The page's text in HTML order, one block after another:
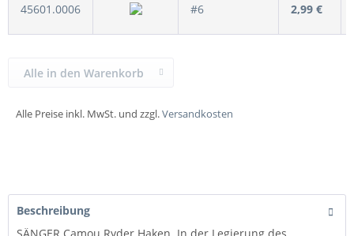
45601.0006 #6 2,99 €
Alle Preise inkl. MwSt. und zzgl.Versandkosten
Alle in den Warenkorb
Beschreibung
SÄNGER Camou Ryder Haken In der Legierung des